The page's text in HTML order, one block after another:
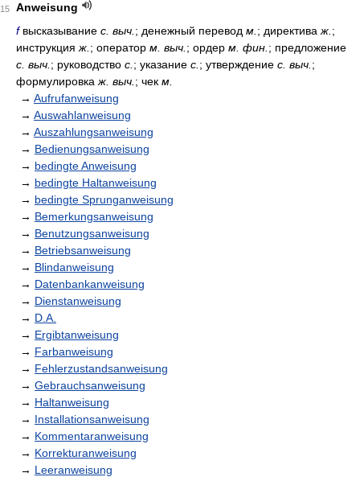
15
Anweisung
fвысказывание с. выч. ; денежный перевод м. ; директива ж. ;
инструкция ж. ; оператор м. выч. ; ордер м. фин. ; предложение
с. выч. ; руководство с. ; указание с. ; утверждение с. выч. ;
формулировка ж. выч. ; чек м.
→ Aufrufanweisung
→ Auswahlanweisung
→ Auszahlungsanweisung
→ Bedienungsanweisung
→ bedingte Anweisung
→ bedingte Haltanweisung
→ bedingte Sprunganweisung
→ Bemerkungsanweisung
→ Benutzungsanweisung
→ Betriebsanweisung
→ Blindanweisung
→ Datenbankanweisung
→ Dienstanweisung
→ D.A.
→ Ergibtanweisung
→ Farbanweisung
→ Fehlerzustandsanweisung
→ Gebrauchsanweisung
→ Haltanweisung
→ Installationsanweisung
→ Kommentaranweisung
→ Korrekturanweisung
→ Leeranweisung